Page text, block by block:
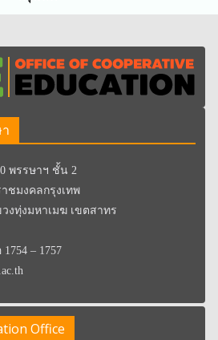
พรรษาฯ ชั้น 2
ชมงคลกรุงเทพ
งทุ่งมหาเมฆ เขตสาทร
– 1757
Office